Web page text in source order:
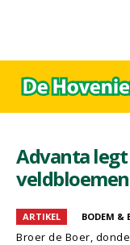
Advanta
ARTIKEL BODEM &
Broer de Boer,